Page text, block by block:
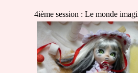
4ième session : Le monde